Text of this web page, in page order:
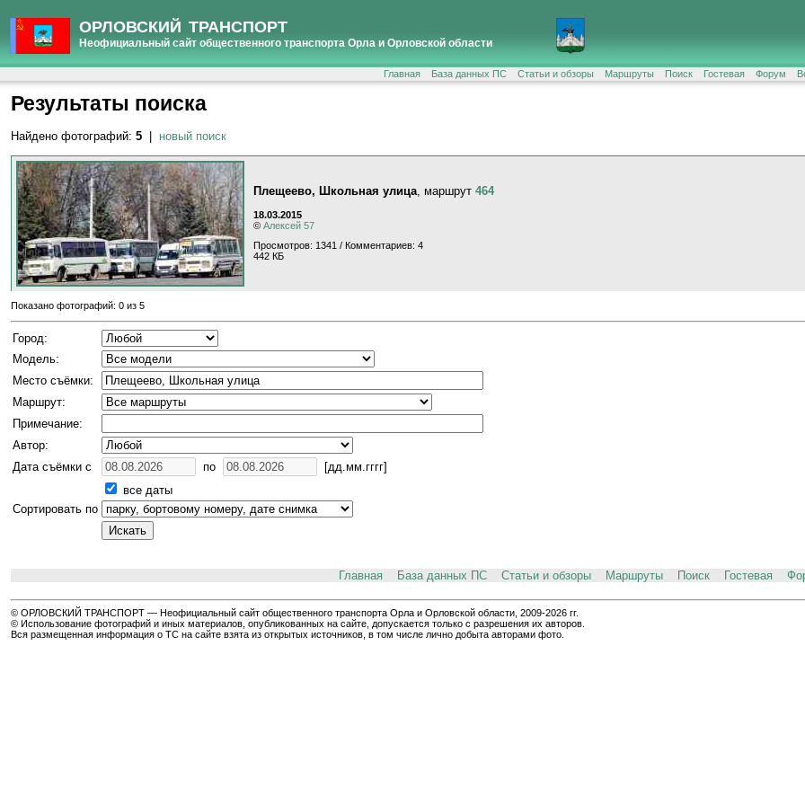
ОРЛОВСКИЙ ТРАНСПОРТ
Неофициальный сайт общественного транспорта Орла и Орловской области
Главная База данных ПС Статьи и обзоры Маршруты Поиск Гостевая Форум
Результаты поиска
Найдено фотографий: 5 новый поиск
Плещеево, Школьная улица , маршрут 464
18.03.2015
© Алексей 57
Просмотров: 1341 / Комментариев: 4
442 КБ
Показано фотографий: 0 из 5
Город:
Модель:
Место съёмки:
Маршрут:
Примечание:
Автор:
Дата съёмки с
по
[дд.мм.гггг]
все даты
Сортировать по
Главная База данных ПС Статьи и обзоры Маршруты Поиск Гостевая
© ОРЛОВСКИЙ ТРАНСПОРТ — Неофициальный сайт общественного транспорта Орла и Орловской области, 2009-2026 гг.
© Использование фотографий и иных материалов, опубликованных на сайте, допускается только с разрешения их авторов.
Вся размещенная информация о ТС на сайте взята из открытых источников, в том числе лично добыта авторами фото.